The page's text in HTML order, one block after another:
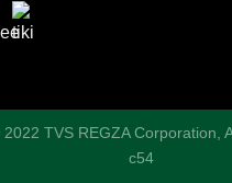
TVS REGZA Corporation,
c54